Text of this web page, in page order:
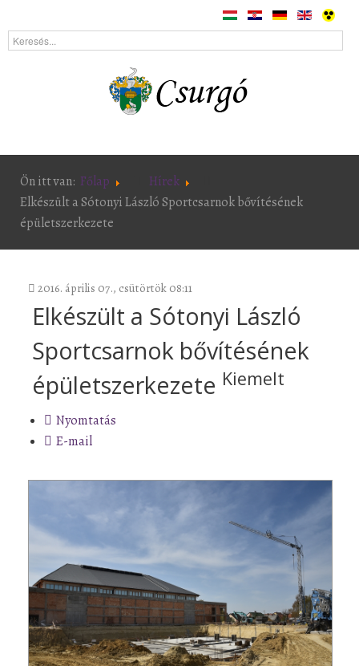
Ön itt van: Főlap
Hírek
Elkészült a Sótonyi László Sportcsarnok bővítésének
épületszerkezete
2016. április 07., csütörtök 08:11
Elkészült a Sótonyi László
Sportcsarnok bővítésének
épületszerkezete Kiemelt
Nyomtatás
E-mail